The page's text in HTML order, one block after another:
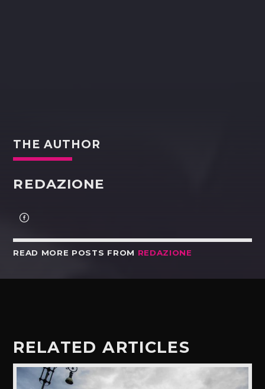
THE AUTHOR
REDAZIONE
READ MORE POSTS FROM REDAZIONE
RELATED ARTICLES